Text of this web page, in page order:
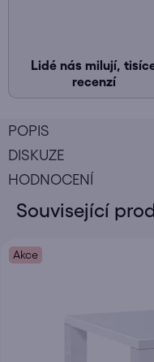
Lidé nás milují,
recenzí
POPIS
DISKUZE
HODNOCENÍ
Související
Akce